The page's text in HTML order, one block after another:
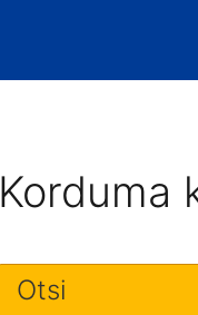
Korduma
Otsi